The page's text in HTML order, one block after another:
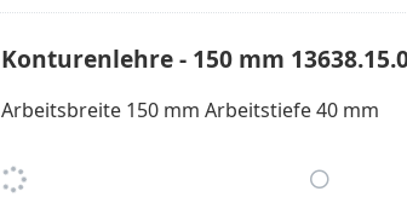
Konturenlehre - 150 mm
Arbeitsbreite 150 mm Arbeitstiefe 40 mm